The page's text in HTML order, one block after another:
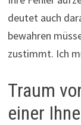
deutet auch
bewahren
zustimmt. Ich
Traum
einer